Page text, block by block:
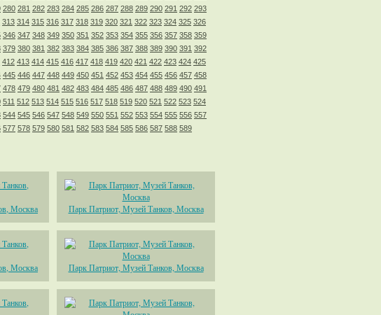
280 281 282 283 284 285 286 287 288 289 290 291 292 293
313 314 315 316 317 318 319 320 321 322 323 324 325 326
346 347 348 349 350 351 352 353 354 355 356 357 358 359
379 380 381 382 383 384 385 386 387 388 389 390 391 392
412 413 414 415 416 417 418 419 420 421 422 423 424 425
445 446 447 448 449 450 451 452 453 454 455 456 457 458
478 479 480 481 482 483 484 485 486 487 488 489 490 491
511 512 513 514 515 516 517 518 519 520 521 522 523 524
544 545 546 547 548 549 550 551 552 553 554 555 556 557
577 578 579 580 581 582 583 584 585 586 587 588 589
Москва Парк Патриот, Музей Танков, Москва
Москва Парк Патриот, Музей Танков, Москва